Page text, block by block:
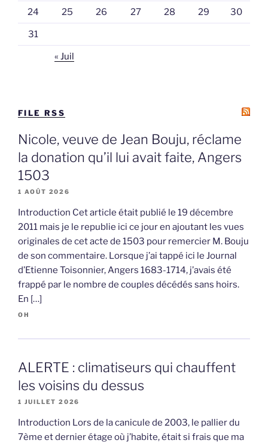
24 25 26 27 28 29 30
31
« Juil
FILE RSS
Nicole, veuve de Jean Bouju, réclame
la donation qu’il lui avait faite, Angers
1503
1 AOÛT 2026
Introduction Cet article était publié le 19 décembre
2011 mais je le republie ici ce jour en ajoutant les vues
originales de cet acte de 1503 pour remercier M. Bouju
de son commentaire. Lorsque j’ai tappé ici le Journal
d’Etienne Toisonnier, Angers 1683-1714, j’avais été
frappé par le nombre de couples décédés sans hoirs.
En […]
OH
ALERTE : climatiseurs qui chauffent
les voisins du dessus
1 JUILLET 2026
Introduction Lors de la canicule de 2003, le pallier du
7ème et dernier étage où j’habite, était si frais que ma